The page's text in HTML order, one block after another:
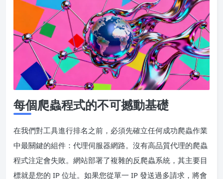
每個爬蟲程式的不可撼動基礎
在我們對工具進行排名之前，必須先確立任何成功爬蟲作業
中最關鍵的組件：代理伺服器網路。沒有高品質代理的爬蟲
程式注定會失敗。網站部署了複雜的反爬蟲系統，其主要目
標就是您的 IP 位址。如果您從單一 IP 發送過多請求，將會